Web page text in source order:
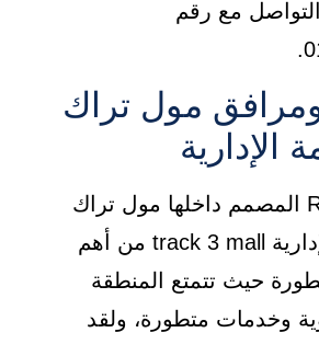
مع رقم
مول تراك
تعد منطقة R3 المصمم داخلها مول تراك
3 العاصمة الإدارية track 3 mall من أهم
حيث تتمتع المنطقة
وخدمات متطورة، ولقد